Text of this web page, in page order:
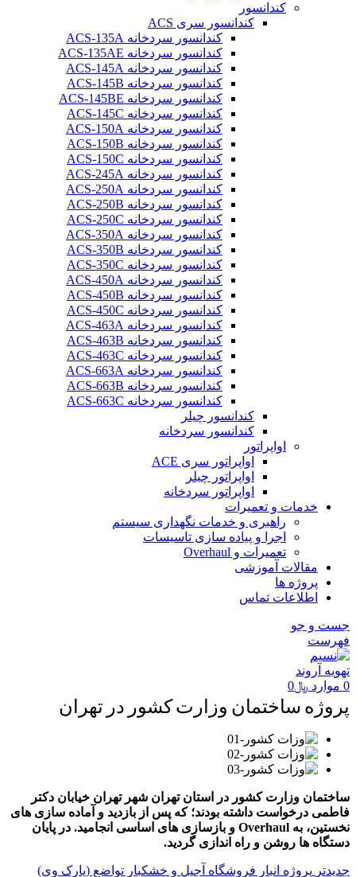
کندانسور
کندانسور سری ACS
کندانسور سردخانه ACS-135A
کندانسور سردخانه ACS-135AE
کندانسور سردخانه ACS-145A
کندانسور سردخانه ACS-145B
کندانسور سردخانه ACS-145BE
کندانسور سردخانه ACS-145C
کندانسور سردخانه ACS-150A
کندانسور سردخانه ACS-150B
کندانسور سردخانه ACS-150C
کندانسور سردخانه ACS-245A
کندانسور سردخانه ACS-250A
کندانسور سردخانه ACS-250B
کندانسور سردخانه ACS-250C
کندانسور سردخانه ACS-350A
کندانسور سردخانه ACS-350B
کندانسور سردخانه ACS-350C
کندانسور سردخانه ACS-450A
کندانسور سردخانه ACS-450B
کندانسور سردخانه ACS-450C
کندانسور سردخانه ACS-463A
کندانسور سردخانه ACS-463B
کندانسور سردخانه ACS-463C
کندانسور سردخانه ACS-663A
کندانسور سردخانه ACS-663B
کندانسور سردخانه ACS-663C
کندانسور چیلر
کندانسور سردخانه
اواپراتور
اواپراتور سری ACE
اواپراتور چیلر
اواپراتور سردخانه
خدمات و تعمیرات
راهبری و خدمات نگهداری سیستم
اجرا و پیاده سازی تاسیسات
تعمیرات و Overhaul
مقالات آموزشی
پروژه ها
اطلاعات تماس
جست و جو
فهرست
0 موارد ﷼0
پروژه ساختمان وزارت کشور در تهران
ساختمان وزارت کشور در استان تهران شهر تهران خیابان دکتر
فاطمی درخواست داشته بودند؛ که پس از بازدید و آماده سازی های
نخستین، به Overhaul و بازسازی های اساسی انجامید. در
پایان
دستگاه ها روشن و راه اندازی گردید.
جدیدتر پروژه انبار فروشگاه آجیل و خشکبار تواضع (پارک وی)